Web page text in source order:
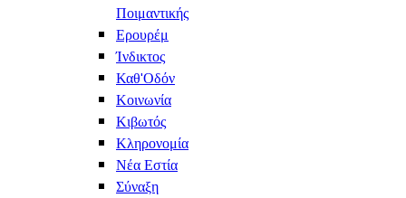
Ποιμαντικής
Ερουρέμ
Ίνδικτος
Καθ'Οδόν
Κοινωνία
Κιβωτός
Κληρονομία
Νέα Εστία
Σύναξη